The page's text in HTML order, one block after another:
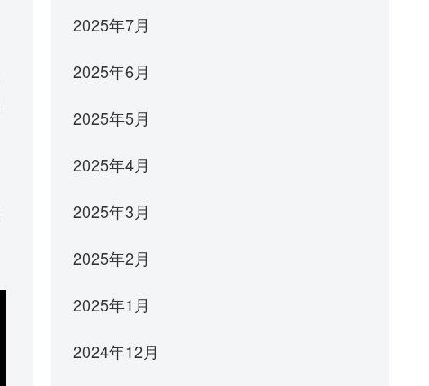
2025年7月
2025年6月
2025年5月
2025年4月
2025年3月
2025年2月
2025年1月
2024年12月